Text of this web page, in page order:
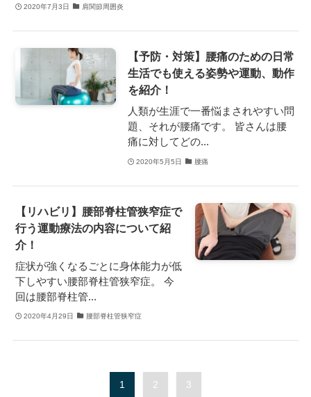
2020年7月3日 肩関節周囲炎
【予防・対策】腰痛のための日常
生活でも使える姿勢や運動、動作
を紹介！
人類が生涯で一番悩まされやすい問
題、それが腰痛です。 皆さんは腰
痛に対してどの...
2020年5月5日 腰痛
【リハビリ】腰部脊柱管狭窄症で
行う運動療法の内容について紹
介！
症状が強くなるごとに身体能力が低
下しやすい腰部脊柱管狭窄症。 今
回は腰部脊柱管...
2020年4月29日 腰部脊柱管狭窄症
1 2 3